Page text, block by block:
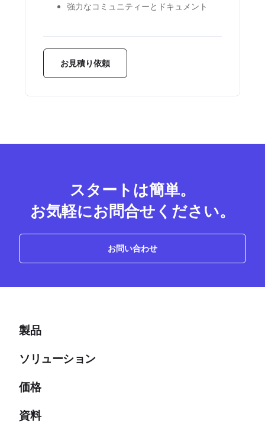
強力なコミュニティーとドキュメント
お見積り依頼
スタートは簡単。
お気軽にお問合せください。
お問い合わせ
製品
ソリューション
価格
資料